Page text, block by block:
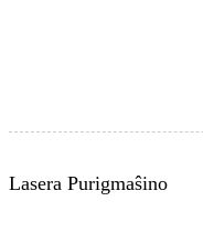
Lasera Purigmaŝino